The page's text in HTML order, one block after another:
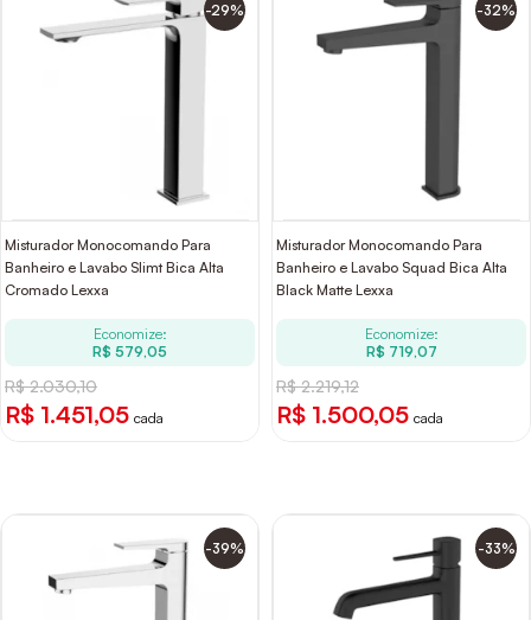
-29%
Misturador Monocomando Para
Banheiro e Lavabo Slimt Bica Alta
Cromado Lexxa
Economize:
R$ 579,05
R$ 2.030,10
R$ 1.451,05 cada
-32%
Misturador Monocomando Para
Banheiro e Lavabo Squad Bica Alta
Black Matte Lexxa
Economize:
R$ 719,07
R$ 2.219,12
R$ 1.500,05 cada
-39% -33%